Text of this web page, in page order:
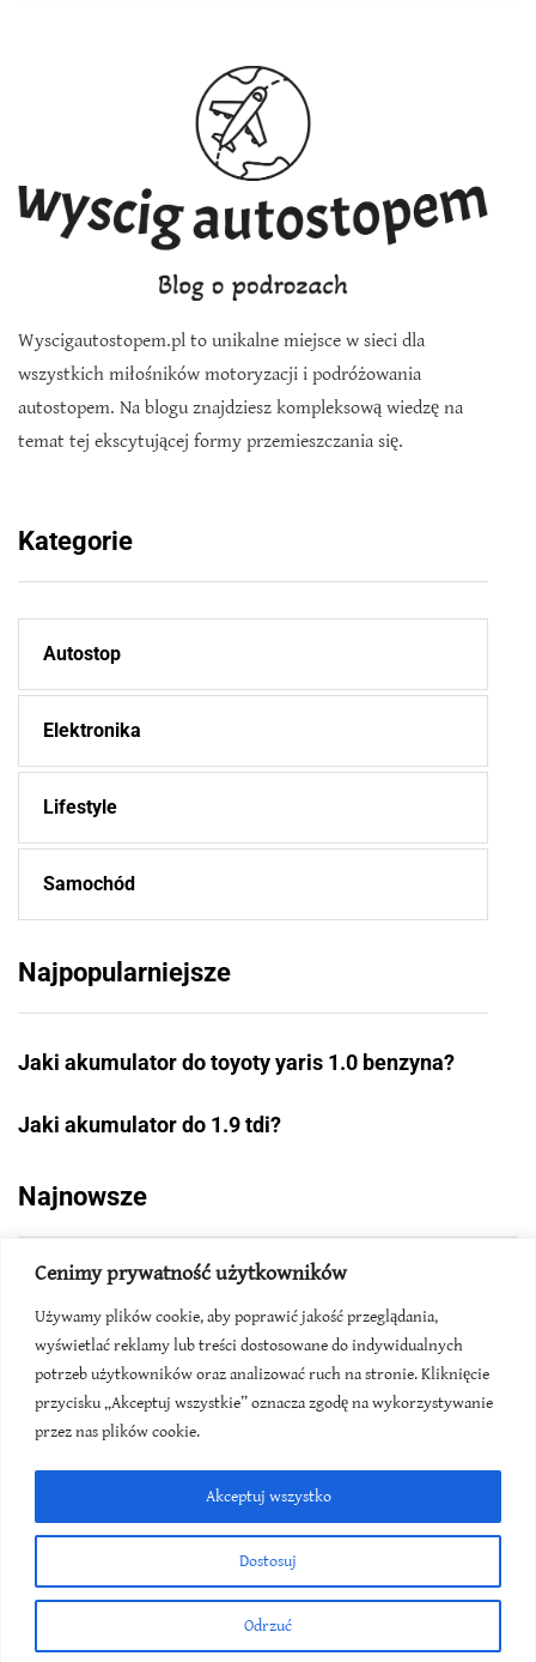
Cenimy prywatność użytkowników
Używamy plików cookie, aby poprawić jakość przeglądania,
wyświetlać reklamy lub treści dostosowane do indywidualnych
potrzeb użytkowników oraz analizować ruch na stronie. Kliknięcie
przycisku „Akceptuj wszystkie” oznacza zgodę na wykorzystywanie
przez nas plików cookie.
Dostosuj
Odrzuć
Akceptuj wszystko
Wyscigautostopem.pl to unikalne miejsce w sieci dla
wszystkich miłośników motoryzacji i podróżowania
autostopem. Na blogu znajdziesz kompleksową wiedzę na
temat tej ekscytującej formy przemieszczania się.
Kategorie
Autostop
Elektronika
Lifestyle
Samochód
Najpopularniejsze
Jaki akumulator do toyoty yaris 1.0 benzyna?
Jaki akumulator do 1.9 tdi?
Najnowsze
Akumulator w renault trafic - gdzie jest?